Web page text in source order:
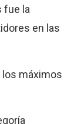
fue la
en las
los máximos